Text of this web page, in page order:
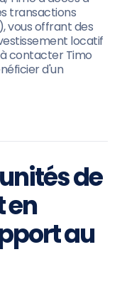
transactions
vous offrant des
locatif
contacter Timo
d'un
de
en
au